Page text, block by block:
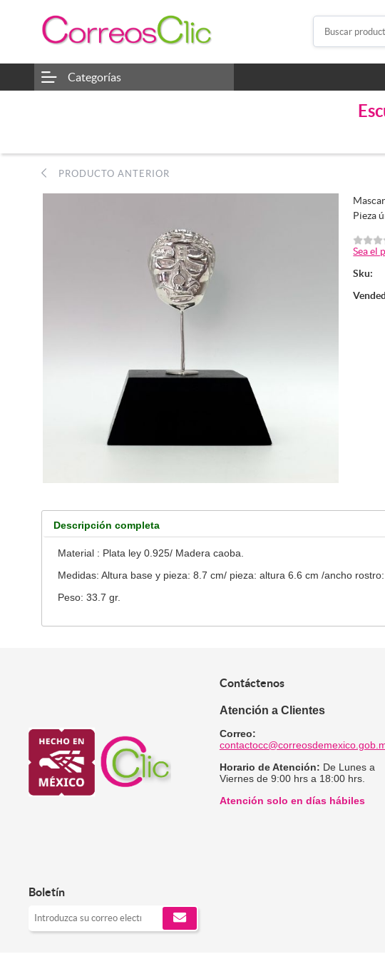
Categorías
PRODUCTO ANTERIOR
Pieza
Sea el
Sku:
Descripción completa
Material : Plata ley 0.925/ Madera caoba.
Medidas: Altura base y pieza: 8.7 cm/ pieza: altura 6.6 cm /ancho
Peso: 33.7 gr.
Boletín
Contáctenos
Atención a Clientes
Correo:
Horario de Atención: De Lunes a
Viernes de 9:00 hrs a 18:00 hrs.
Atención solo en días hábiles